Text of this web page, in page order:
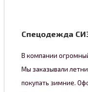
Спецодежда
В компании
Мы заказывали
покупать зимние.